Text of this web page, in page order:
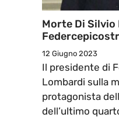
Morte Di Silvio
12 Giugno 2023
Il presidente di
Lombardi sulla
protagonista
dell’ultimo